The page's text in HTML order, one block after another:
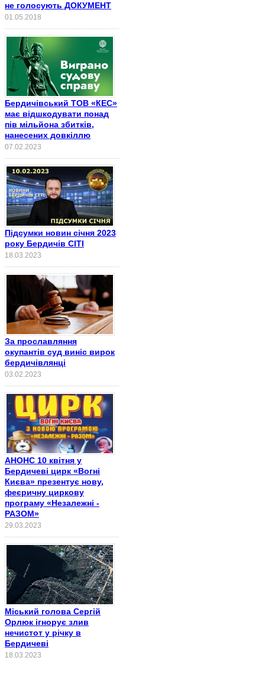
не голосують ДОКУМЕНТ
01.05.2018
Бердичівський ТОВ «КЕС»
має відшкодувати понад
пів мільйона збитків,
нанесених довкіллю
07.02.2023
Підсумки новин січня 2023
року Бердичів СІТІ
18.03.2023
За прославляння
окупантів суд виніс вирок
бердичівлянці
03.02.2023
АНОНС 10 квітня у
Бердичеві цирк «Вогні
Києва» презентує нову,
феєричну циркову
програму «Незалежні -
РАЗОМ»
29.03.2023
Міський голова Сергій
Орлюк ігнорує злив
нечистот у річку в
Бердичеві
18.03.2023